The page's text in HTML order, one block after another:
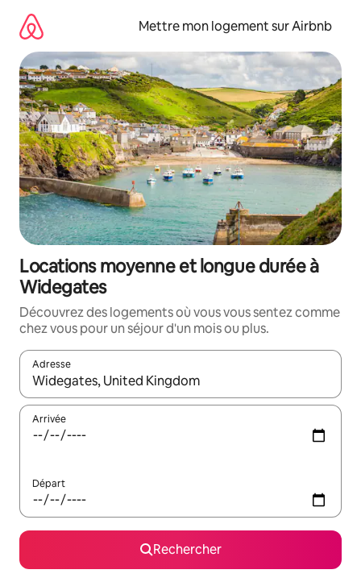
directement
contenu
Mettre mon logement sur Airbnb
Locations moyenne et longue durée à
Widegates
Découvrez des logements où vous vous sentez comme
chez vous pour un séjour d'un mois ou plus.
Adresse
Lorsque les résultats s'affichent, utilisez les flèches vers le
Arrivée
Départ
Rechercher